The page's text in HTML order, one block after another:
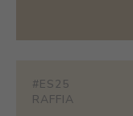
#ES25
RAFFIA